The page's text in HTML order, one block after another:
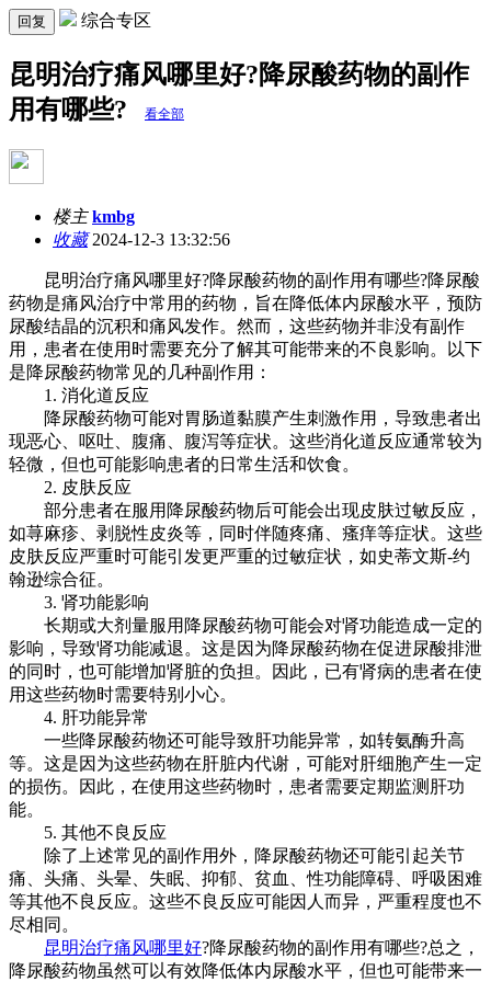
回复 综合专区
昆明治疗痛风哪里好?降尿酸药物的副作
用有哪些?
看全部
楼主 kmbg
收藏2024-12-3 13:32:56
昆明治疗痛风哪里好?降尿酸药物的副作用有哪些?降尿酸
药物是痛风治疗中常用的药物，旨在降低体内尿酸水平，预防
尿酸结晶的沉积和痛风发作。然而，这些药物并非没有副作
用，患者在使用时需要充分了解其可能带来的不良影响。以下
是降尿酸药物常见的几种副作用：
1. 消化道反应
降尿酸药物可能对胃肠道黏膜产生刺激作用，导致患者出
现恶心、呕吐、腹痛、腹泻等症状。这些消化道反应通常较为
轻微，但也可能影响患者的日常生活和饮食。
2. 皮肤反应
部分患者在服用降尿酸药物后可能会出现皮肤过敏反应，
如荨麻疹、剥脱性皮炎等，同时伴随疼痛、瘙痒等症状。这些
皮肤反应严重时可能引发更严重的过敏症状，如史蒂文斯-约
翰逊综合征。
3. 肾功能影响
长期或大剂量服用降尿酸药物可能会对肾功能造成一定的
影响，导致肾功能减退。这是因为降尿酸药物在促进尿酸排泄
的同时，也可能增加肾脏的负担。因此，已有肾病的患者在使
用这些药物时需要特别小心。
4. 肝功能异常
一些降尿酸药物还可能导致肝功能异常，如转氨酶升高
等。这是因为这些药物在肝脏内代谢，可能对肝细胞产生一定
的损伤。因此，在使用这些药物时，患者需要定期监测肝功
能。
5. 其他不良反应
除了上述常见的副作用外，降尿酸药物还可能引起关节
痛、头痛、头晕、失眠、抑郁、贫血、性功能障碍、呼吸困难
等其他不良反应。这些不良反应可能因人而异，严重程度也不
尽相同。
昆明治疗痛风哪里好?降尿酸药物的副作用有哪些?总之，
降尿酸药物虽然可以有效降低体内尿酸水平，但也可能带来一